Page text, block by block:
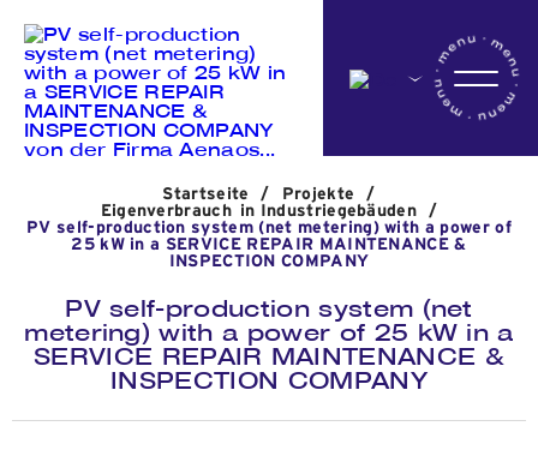
Startseite
Das Unternehmen
Aktivitäten
Projekte
Startseite / Projekte
/
Eigenverbrauch in Industriegebäuden
/
PV self-production system (net metering) with a power of
25 kW in a SERVICE REPAIR MAINTENANCE &
INSPECTION COMPANY
PV self-production system (net
metering) with a power of 25 kW in a
SERVICE REPAIR MAINTENANCE &
INSPECTION COMPANY